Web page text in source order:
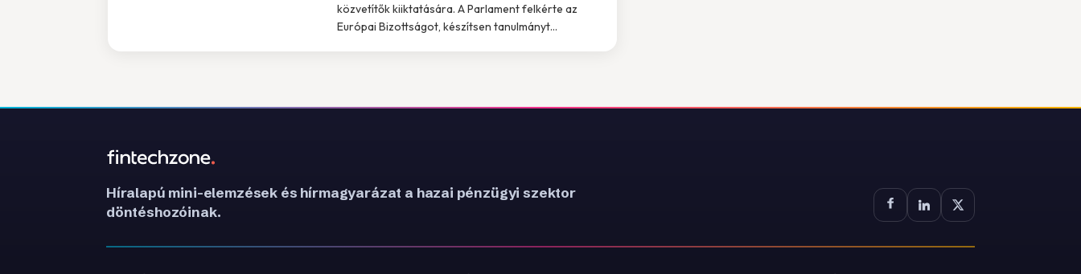
közvetítők kiiktatására. A Parlament felkérte az
Európai Bizottságot, készítsen tanulmányt...
Híralapú mini-elemzések és hírmagyarázat a hazai pénzügyi szektor
döntéshozóinak.